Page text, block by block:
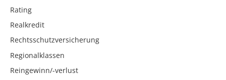
Rating
Realkredit
Rechtsschutzversicherung
Regionalklassen
Reingewinn/-verlust